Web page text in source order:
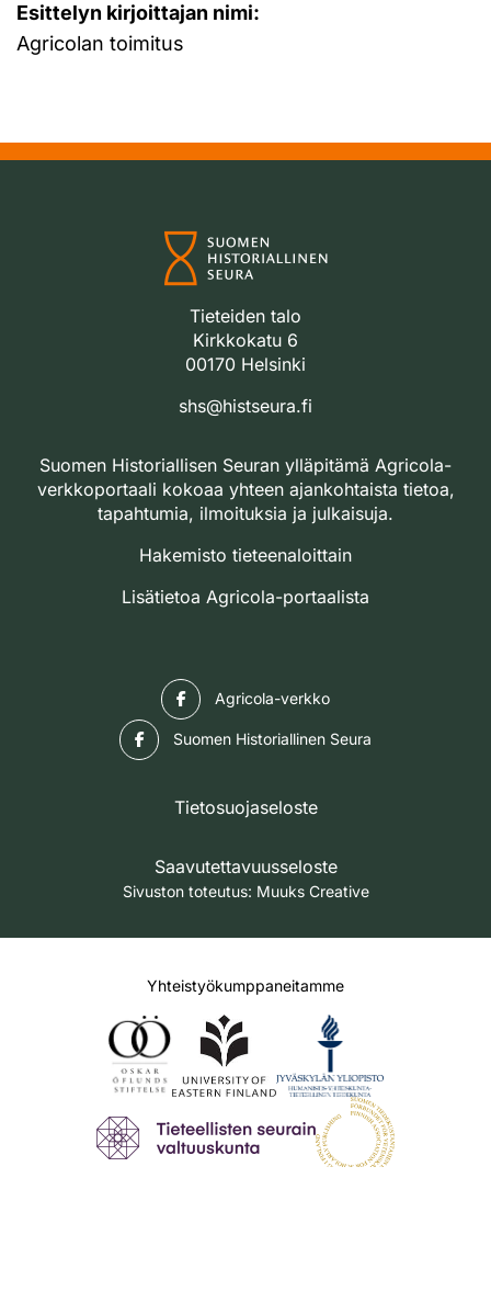
Esittelyn kirjoittajan nimi:
Agricolan toimitus
Tieteiden talo
Kirkkokatu 6
00170 Helsinki
shs@histseura.fi
Suomen Historiallisen Seuran ylläpitämä Agricola-
verkkoportaali kokoaa yhteen ajankohtaista tietoa,
tapahtumia, ilmoituksia ja julkaisuja.
Hakemisto tieteenaloittain
Lisätietoa Agricola-portaalista
Agricola-verkko
Suomen Historiallinen Seura
Tietosuojaseloste
Saavutettavuusseloste
Sivuston toteutus: Muuks Creative
Yhteistyökumppaneitamme